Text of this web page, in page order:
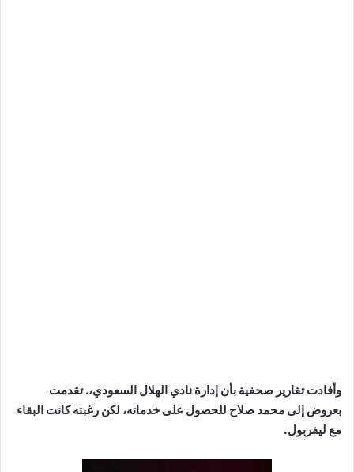
وأفادت تقارير صحفية بأن إدارة نادي الهلال السعودي،. تقدمت
بعروض إلى محمد صلاح للحصول على خدماته، لكن رغبته كانت البقاء
مع ليفربول.